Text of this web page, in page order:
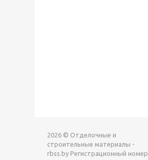
2026 © Отделочные и
строительные материалы -
rbss.by Регистрационный номер